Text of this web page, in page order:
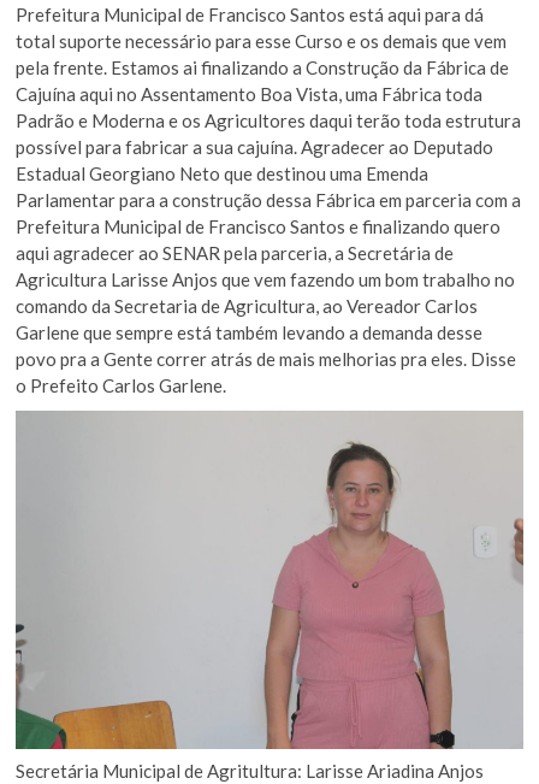
Prefeitura Municipal de Francisco Santos está aqui para dá
total suporte necessário para esse Curso e os demais que vem
pela frente. Estamos ai finalizando a Construção da Fábrica de
Cajuína aqui no Assentamento Boa Vista, uma Fábrica toda
Padrão e Moderna e os Agricultores daqui terão toda estrutura
possível para fabricar a sua cajuína. Agradecer ao Deputado
Estadual Georgiano Neto que destinou uma Emenda
Parlamentar para a construção dessa Fábrica em parceria com a
Prefeitura Municipal de Francisco Santos e finalizando quero
aqui agradecer ao SENAR pela parceria, a Secretária de
Agricultura Larisse Anjos que vem fazendo um bom trabalho no
comando da Secretaria de Agricultura, ao Vereador Carlos
Garlene que sempre está também levando a demanda desse
povo pra a Gente correr atrás de mais melhorias pra eles. Disse
o Prefeito Carlos Garlene.
Secretária Municipal de Agritultura: Larisse Ariadina Anjos